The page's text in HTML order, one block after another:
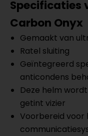
Specificaties
Carbon Onyx
Gemaakt van
Ratel sluiting
Geïntegreerd
anticondens
Deze helm
getint vizier
Voorbereid voor